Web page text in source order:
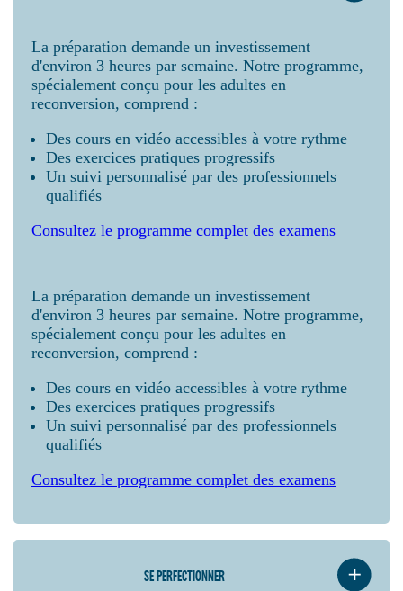
La préparation demande un investissement
d'environ 3 heures par semaine. Notre programme,
spécialement conçu pour les adultes en
reconversion, comprend :
Des cours en vidéo accessibles à votre rythme
Des exercices pratiques progressifs
Un suivi personnalisé par des professionnels
qualifiés
Consultez le programme complet des examens
La préparation demande un investissement
d'environ 3 heures par semaine. Notre programme,
spécialement conçu pour les adultes en
reconversion, comprend :
Des cours en vidéo accessibles à votre rythme
Des exercices pratiques progressifs
Un suivi personnalisé par des professionnels
qualifiés
Consultez le programme complet des examens
SE PERFECTIONNER